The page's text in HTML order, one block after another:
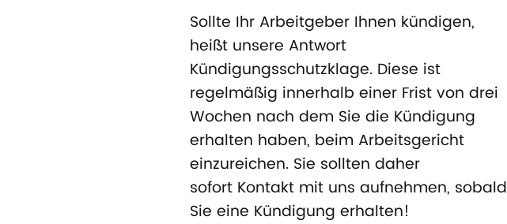
Sollte Ihr Arbeitgeber Ihnen kündigen,
heißt unsere Antwort
Kündigungsschutzklage. Diese ist
regelmäßig innerhalb einer Frist von drei
Wochen nach dem Sie die Kündigung
erhalten haben, beim Arbeitsgericht
einzureichen. Sie sollten daher
sofort Kontakt mit uns aufnehmen, sobald
Sie eine Kündigung erhalten!